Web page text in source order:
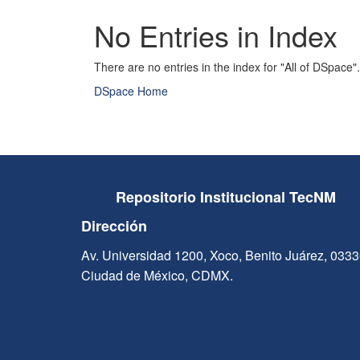
No Entries in Index
There are no entries in the index for "All of DSpace".
DSpace Home
Repositorio Institucional TecNM
Dirección
Av. Universidad 1200, Xoco, Benito Juárez,
Ciudad de México, CDMX.